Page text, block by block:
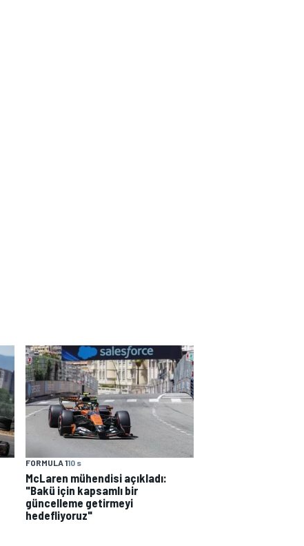
FORMULA 110 s
McLaren mühendisi açıkladı:
"Bakü için kapsamlı bir
güncelleme getirmeyi
hedefliyoruz"